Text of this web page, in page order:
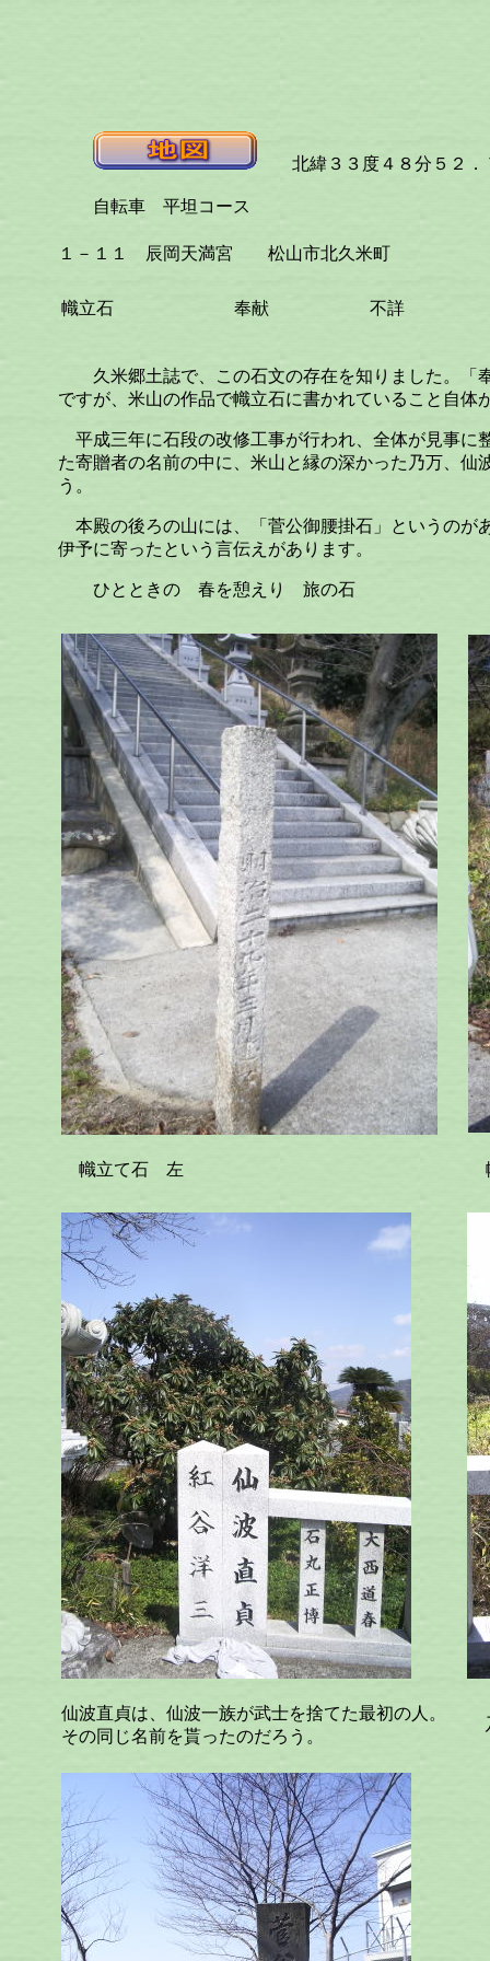
北緯３３度４８分５２．
自転車 平坦コース
１－１１ 辰岡天満宮 松山市北久米町
幟立石 奉献 不詳
久米郷土誌で、この石文の存在を知りました。
ですが、米山の作品で幟立石に書かれていること自
平成三年に石段の改修工事が行われ、全体が見事に
た寄贈者の名前の中に、米山と縁の深かった乃万、
う。
本殿の後ろの山には、「菅公御腰掛石」というのが
伊予に寄ったという言伝えがあります。
ひとときの 春を憩えり 旅の石
幟立て石 左
仙波直貞は、仙波一族が武士を捨てた最初の人。
その同じ名前を貰ったのだろう。